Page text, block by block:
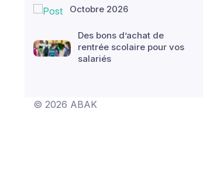
Octobre 2026
Des bons d’achat de
rentrée scolaire pour vos
salariés
© 2026 ABAK